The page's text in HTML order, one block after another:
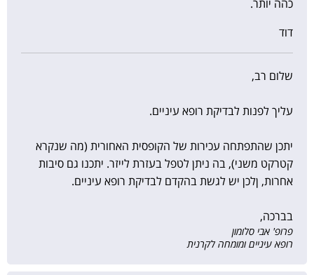
כהה יותר.
דוד
שלום רב,
עליך לפנות לבדיקת רופא עיניים.
יתכן שהתפתחה עכירות של הקופסית האחורית (מה שנקרא
קטרקט משני), בה ניתן לטפל בעזרת לייזר. יתכנו גם סיבות
אחרות, ןלכן יש לגשת בהקדם לבדיקת רופא עיניים.
בברכה,
פרופ' אבי סלומון
רופא עיניים ומומחה לקרנית